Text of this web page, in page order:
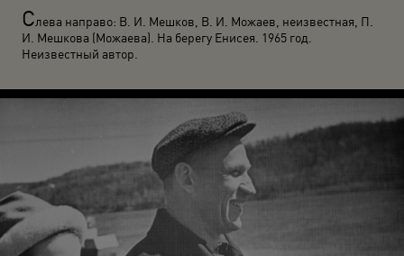
Слева направо: В. И. Мешков, В. И. Можаев, неизвестная, П.
И. Мешкова (Можаева). На берегу Енисея. 1965 год.
Неизвестный автор.